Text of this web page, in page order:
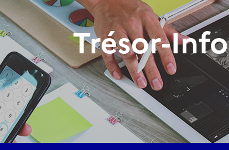
Trésor-Info